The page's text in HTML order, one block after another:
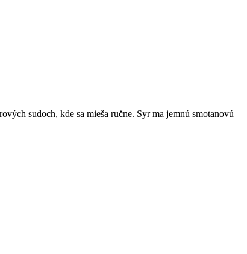
sudoch, kde sa mieša ručne. Syr ma jemnú smotanovú